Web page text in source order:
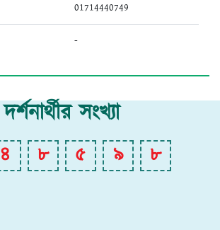
01714440749
-
দর্শনার্থীর সংখ্যা
৪ ৮ ৫ ৯ ৮